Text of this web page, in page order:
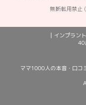
無断転用禁止
| インプラン
40
ママ1000人の本音・口コ